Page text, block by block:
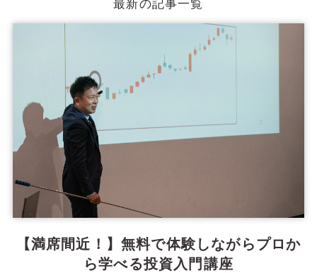
【満席間近！】無料で体験しながらプロか
ら学べる投資入門講座